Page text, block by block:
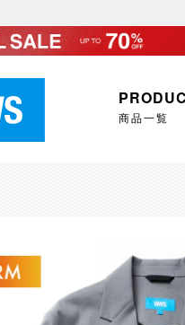
商品一覧